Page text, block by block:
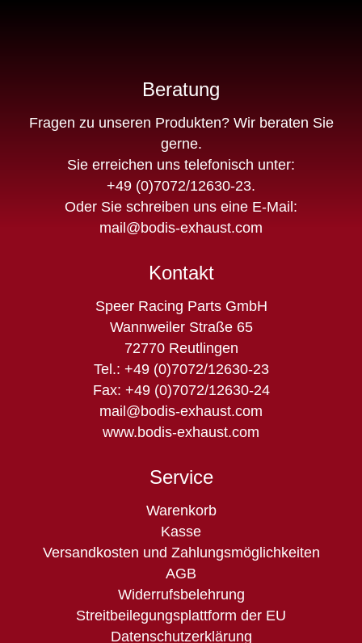
Beratung
Fragen zu unseren Produkten? Wir beraten Sie
gerne.
Sie erreichen uns telefonisch unter:
+49 (0)7072/12630-23.
Oder Sie schreiben uns eine E-Mail:
mail@bodis-exhaust.com
Kontakt
Speer Racing Parts GmbH
Wannweiler Straße 65
72770 Reutlingen
Tel.: +49 (0)7072/12630-23
Fax: +49 (0)7072/12630-24
mail@bodis-exhaust.com
www.bodis-exhaust.com
Service
Navigation
überspringen
Warenkorb
Kasse
Versandkosten und Zahlungsmöglichkeiten
AGB
Widerrufsbelehrung
Streitbeilegungsplattform der EU
Datenschutzerklärung